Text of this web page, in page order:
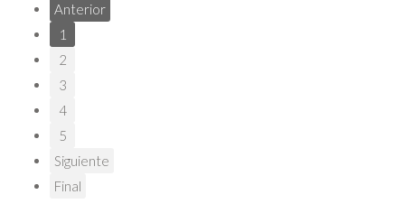
Anterior
1
2
3
4
5
Siguiente
Final